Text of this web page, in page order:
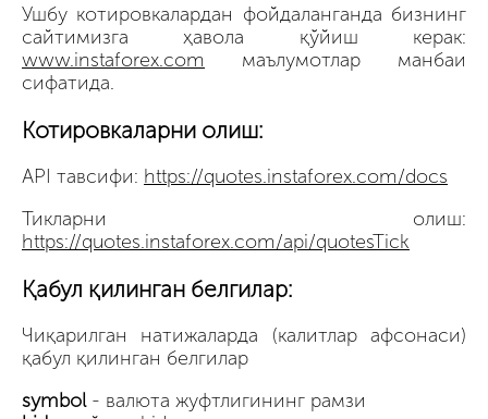
Ушбу котировкалардан фойдаланганда бизнинг
сайтимизга ҳавола қўйиш керак:
www.instaforex.com маълумотлар манбаи
сифатида.
Котировкаларни олиш:
API тавсифи: https://quotes.instaforex.com/docs
Тикларни олиш:
https://quotes.instaforex.com/api/quotesTick
Қабул қилинган белгилар:
Чиқарилган натижаларда (калитлар афсонаси)
қабул қилинган белгилар
symbol- валюта жуфтлигининг рамзи